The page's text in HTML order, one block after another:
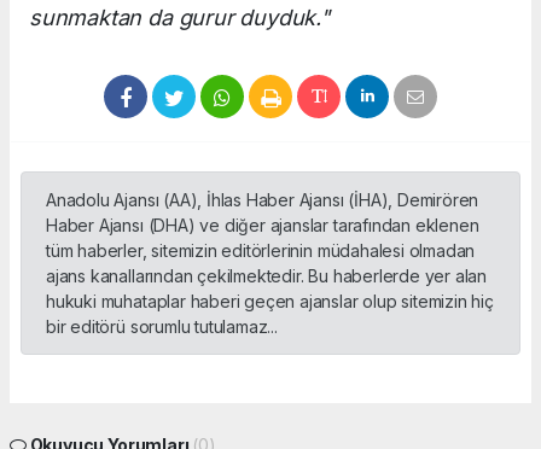
sunmaktan da gurur duyduk."
Anadolu Ajansı (AA), İhlas Haber Ajansı (İHA), Demirören
Haber Ajansı (DHA) ve diğer ajanslar tarafından eklenen
tüm haberler, sitemizin editörlerinin müdahalesi olmadan
ajans kanallarından çekilmektedir. Bu haberlerde yer alan
hukuki muhataplar haberi geçen ajanslar olup sitemizin hiç
bir editörü sorumlu tutulamaz...
Okuyucu Yorumları (0)